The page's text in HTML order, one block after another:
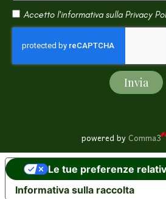
Accetto l'informativa sulla Privacy
Invia
powered byComma3
Informativa sulla raccolta
Le tue preferenze